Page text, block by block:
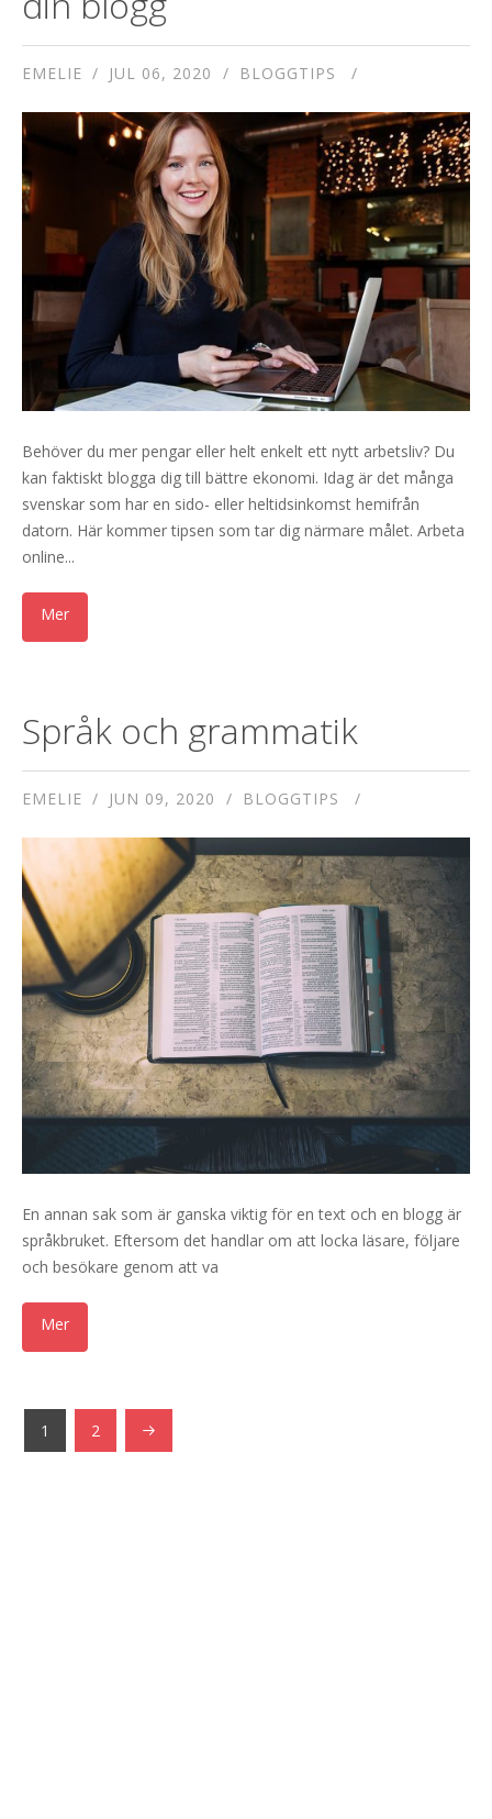
EMELIE JUL 06, 2020 BLOGGTIPS
Behöver du mer pengar eller helt enkelt ett nytt arbetsliv? Du
kan faktiskt blogga dig till bättre ekonomi. Idag är det många
svenskar som har en sido- eller heltidsinkomst hemifrån
datorn. Här kommer tipsen som tar dig närmare målet. Arbeta
online...
Språk och grammatik
EMELIE JUN 09, 2020 BLOGGTIPS
En annan sak som är ganska viktig för en text och en blogg är
språkbruket. Eftersom det handlar om att locka läsare, följare
och besökare genom att va
1 2